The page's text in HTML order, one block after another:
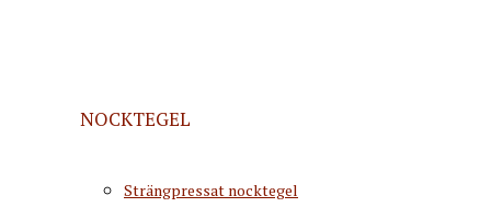
NOCKTEGEL
Strängpressat nocktegel